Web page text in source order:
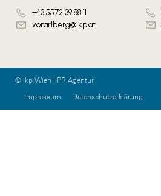
+43 5572 39 88 11
vorarlberg@ikp.at
© ikp Wien | PR Agentur
Impressum
Datenschutzerklärung